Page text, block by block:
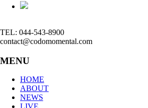
TEL: 044-543-8900
contact@codomomental.com
MENU
HOME
ABOUT
NEWS